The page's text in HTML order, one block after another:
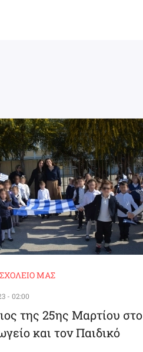
ΜΑΣ
- 02:00
της 25ης Μαρτίου στο
και τον Παιδικό